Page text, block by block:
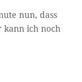
nun, dass
kann ich noch